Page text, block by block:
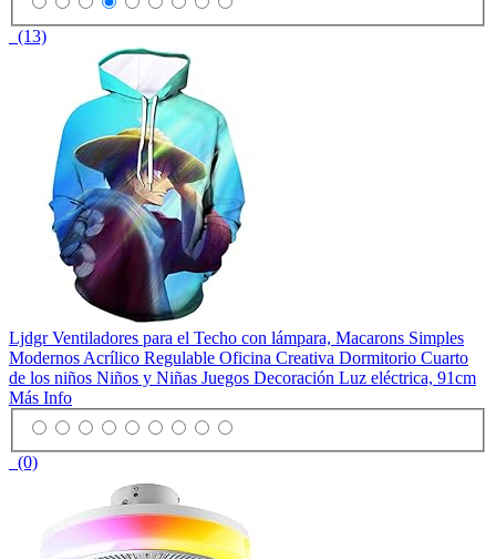
(13)
Ljdgr Ventiladores para el Techo con lámpara, Macarons Simples
Modernos Acrílico Regulable Oficina Creativa Dormitorio Cuarto
de los niños Niños y Niñas Juegos Decoración Luz eléctrica, 91cm
Más Info
(0)